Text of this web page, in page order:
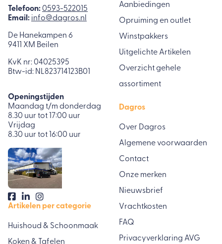
Telefoon:0593-522015
Email: info@dagros.nl
De Hanekampen 6
9411 XM Beilen
KvK nr: 04025395
Btw-id: NL823714123B01
Openingstijden
Maandag t/m donderdag
8.30 uur tot 17:00 uur
Vrijdag
8.30 uur tot 16:00 uur
Artikelen per categorie
Huishoud & Schoonmaak
Koken & Tafelen
Aanbiedingen
Opruiming en outlet
Winstpakkers
Uitgelichte Artikelen
Overzicht gehele
assortiment
Dagros
Over Dagros
Algemene voorwaarden
Contact
Onze merken
Nieuwsbrief
Vrachtkosten
FAQ
Privacyverklaring AVG